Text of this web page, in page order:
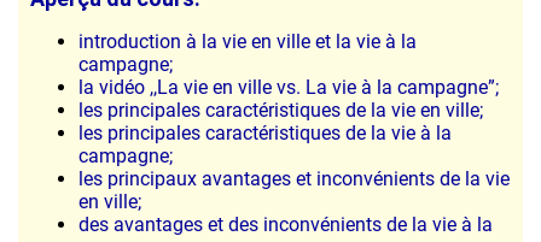
introduction à la vie en ville et la vie à la
campagne;
la vidéo ,,La vie en ville vs. La vie à la campagne”;
les principales caractéristiques de la vie en ville;
les principales caractéristiques de la vie à la
campagne;
les principaux avantages et inconvénients de la vie
en ville;
des avantages et des inconvénients de la vie à la